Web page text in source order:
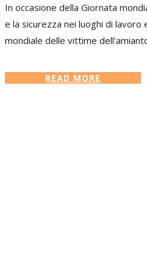
In occasione della Giornata
e la sicurezza nei luoghi di lavoro
mondiale delle vittime
READ MORE